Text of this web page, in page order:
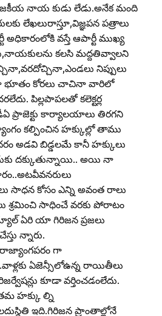
నాయ కుడు లేడు.అనేక మంది
లేఖలురాస్తూ,విజ్ఞపన పత్రాలు
అధికారంలోకి వస్తే ఆపార్టీ ముఖ్య
కలసి మద్దతివ్వాలని
నిప్పులు
భూతం కోరలు చాచినా వారిలో
పిల్లపాపలతో కలెక్టర్ల
కార్యాలయాలు తిరగని
కల్పించిన హక్కుల్లో తాము
అడవి బిడ్డలమే కానీ హక్కులు
దక్కుతున్నాయి.. అయి నా
సాధన కోసం ఎన్ని అవంత రాలు
శ్రమించి సాధించే వరకు పోరాటం
ఏరి యా గిరిజన ప్రజలు
న్నారు.
గా
ఏజెన్సీలోఉన్న రాయితీలు
కూడా వర్తించడంలేదు.
హక్కు ల్ని
ఇది.గిరిజన ప్రాంతాల్లోనే